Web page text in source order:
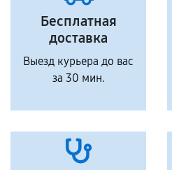
Бесплатная
доставка
Выезд курьера до вас
за 30 мин.